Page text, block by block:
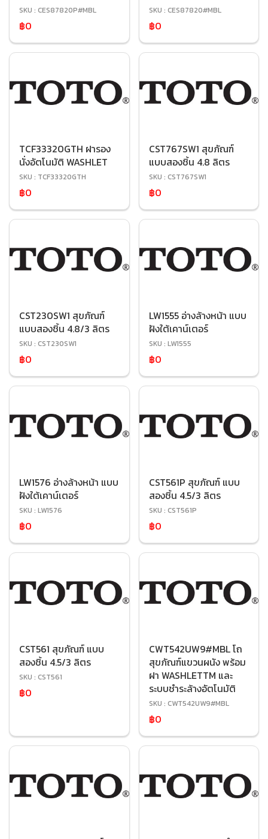
SKU : CES87820P#MBL
฿0
SKU : CES87820#MBL
฿0
TCF33320GTH ฝารอง
นั่งอัตโนมัติ WASHLET
SKU : TCF33320GTH
฿0
CST767SW1 สุขภัณฑ์
แบบสองชิ้น 4.8 ลิตร
SKU : CST767SW1
฿0
CST230SW1 สุขภัณฑ์
แบบสองชิ้น 4.8/3 ลิตร
SKU : CST230SW1
฿0
LW1555 อ่างล้างหน้า แบบ
ฝังใต้เคาน์เตอร์
SKU : LW1555
฿0
LW1576 อ่างล้างหน้า แบบ
ฝังใต้เคาน์เตอร์
SKU : LW1576
฿0
CST561P สุขภัณฑ์ แบบ
สองชิ้น 4.5/3 ลิตร
SKU : CST561P
฿0
CST561 สุขภัณฑ์ แบบ
สองชิ้น 4.5/3 ลิตร
SKU : CST561
฿0
CWT542UW9#MBL โถ
สุขภัณฑ์แขวนผนัง พร้อม
ฝา WASHLETTM และ
ระบบชำระล้างอัตโนมัติ
SKU : CWT542UW9#MBL
฿0